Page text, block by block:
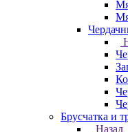
Брусчатка и
Назад